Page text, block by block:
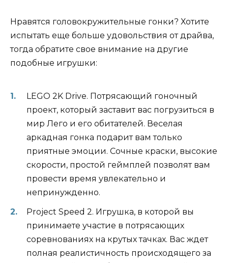
Нравятся головокружительные гонки? Хотите
испытать еще больше удовольствия от драйва,
тогда обратите свое внимание на другие
подобные игрушки:
LEGO 2K Drive. Потрясающий гоночный
проект, который заставит вас погрузиться в
мир Лего и его обитателей. Веселая
аркадная гонка подарит вам только
приятные эмоции. Сочные краски, высокие
скорости, простой геймплей позволят вам
провести время увлекательно и
непринужденно.
Project Speed 2. Игрушка, в которой вы
принимаете участие в потрясающих
соревнованиях на крутых тачках. Вас ждет
полная реалистичность происходящего за